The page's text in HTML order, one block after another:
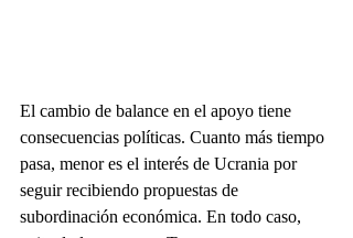
El cambio de balance en el apoyo tiene
consecuencias políticas. Cuanto más tiempo
pasa, menor es el interés de Ucrania por
seguir recibiendo propuestas de
subordinación económica. En todo caso,